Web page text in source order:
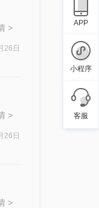
>
26日
>
26日
>
APP
小程序
客服